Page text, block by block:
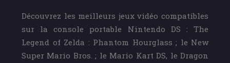
Découvrez les meilleurs jeux vidéo compatibles
sur la console portable Nintendo DS : The
Legend of Zelda : Phantom Hourglass ; le New
Super Mario Bros. ; le Mario Kart DS, le Dragon